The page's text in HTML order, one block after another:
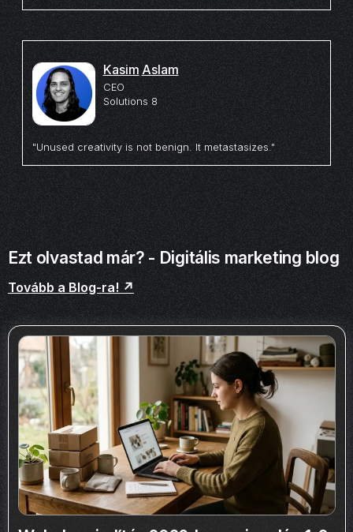
Kasim Aslam
CEO
Solutions 8
"Unused creativity is not benign. It metastasizes."
Ezt olvastad már? - Digitális marketing blog
Tovább a Blog-ra! ↗️